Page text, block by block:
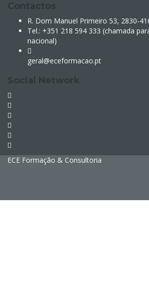
Contactos
R. Dom Manuel Primeiro 53, 2830-
Tel.: +351 218 594 333 (chamada
nacional)
geral@eceformacao.pt
Social Network
ECE Formação & Consultoria